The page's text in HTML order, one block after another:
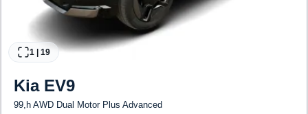
1 19
Kia EV9
99,h AWD Dual Motor Plus Advanced